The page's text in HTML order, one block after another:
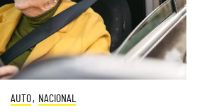
AUTO, NACIONAL